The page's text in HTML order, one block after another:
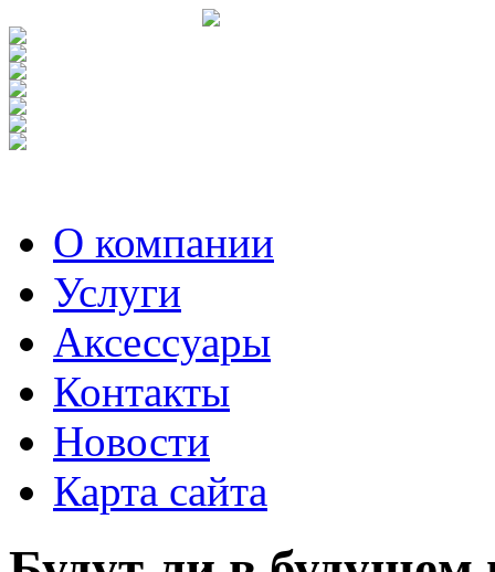
О компании
Услуги
Аксесcуары
Контакты
Новости
Карта сайта